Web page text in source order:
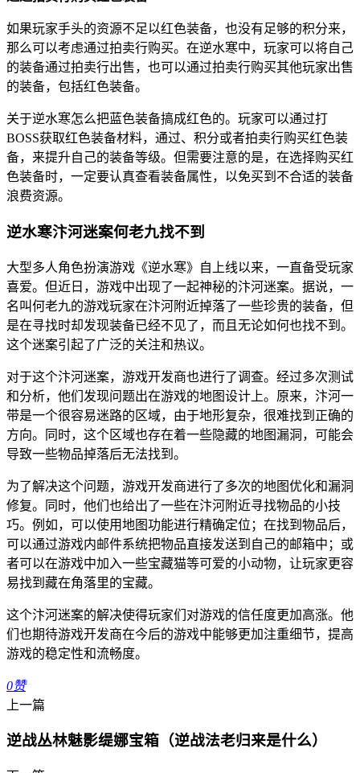
如果玩家手头的资源不足以红色装备，也没有足够的积分来，
那么可以考虑通过拍卖行购买。在逆水寒中，玩家可以将自己
的装备通过拍卖行出售，也可以通过拍卖行购买其他玩家出售
的装备，包括红色装备。
关于逆水寒怎么把蓝色装备搞成红色的。玩家可以通过打
BOSS获取红色装备材料，通过、积分或者拍卖行购买红色装
备，来提升自己的装备等级。但需要注意的是，在选择购买红
色装备时，一定要认真查看装备属性，以免买到不合适的装备
浪费资源。
逆水寒汴河迷案何老九找不到
大型多人角色扮演游戏《逆水寒》自上线以来，一直备受玩家
喜爱。但近日，游戏中出现了一起神秘的汴河迷案。据说，一
名叫何老九的游戏玩家在汴河附近掉落了一些珍贵的装备，但
是在寻找时却发现装备已经不见了，而且无论如何也找不到。
这个迷案引起了广泛的关注和热议。
对于这个汴河迷案，游戏开发商也进行了调查。经过多次测试
和分析，他们发现问题出在游戏的地图设计上。原来，汴河一
带是一个很容易迷路的区域，由于地形复杂，很难找到正确的
方向。同时，这个区域也存在着一些隐藏的地图漏洞，可能会
导致一些物品掉落后无法找到。
为了解决这个问题，游戏开发商进行了多次的地图优化和漏洞
修复。同时，他们也给出了一些在汴河附近寻找物品的小技
巧。例如，可以使用地图功能进行精确定位；在找到物品后，
可以通过游戏内邮件系统把物品直接发送到自己的邮箱中；或
者可以在游戏中加入一些宝藏猫等可爱的小动物，让玩家更容
易找到藏在角落里的宝藏。
这个汴河迷案的解决使得玩家们对游戏的信任度更加高涨。他
们也期待游戏开发商在今后的游戏中能够更加注重细节，提高
游戏的稳定性和流畅度。
0赞
上一篇
逆战丛林魅影缇娜宝箱（逆战法老归来是什么）